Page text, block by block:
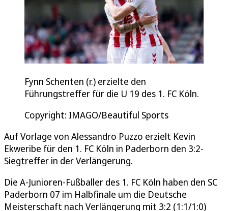
Fynn Schenten (r.) erzielte den
Führungstreffer für die U 19 des 1. FC Köln.
Copyright: IMAGO/Beautiful Sports
Auf Vorlage von Alessandro Puzzo erzielt Kevin
Ekweribe für den 1. FC Köln in Paderborn den 3:2-
Siegtreffer in der Verlängerung.
Die A-Junioren-Fußballer des 1. FC Köln haben den SC
Paderborn 07 im Halbfinale um die Deutsche
Meisterschaft nach Verlängerung mit 3:2 (1:1/1:0)